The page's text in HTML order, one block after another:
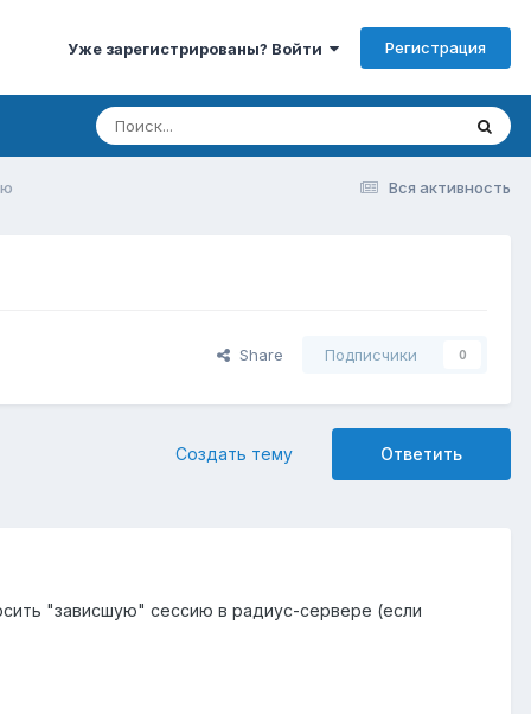
Уже зарегистрированы? Войти Регистрация
Вся активность
Share Подписчики 0
Ответить
Создать тему
"зависшую" сессию в радиус-сервере (если